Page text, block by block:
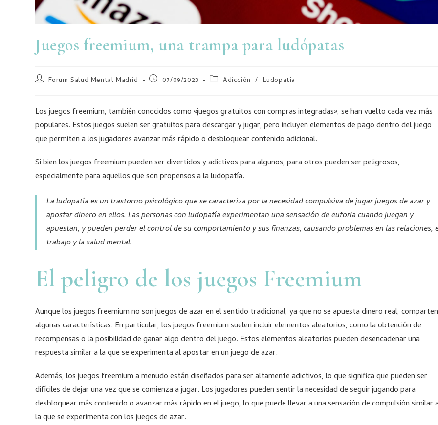
Juegos freemium, una trampa para ludópatas
Forum Salud Mental Madrid 07/09/2023 Adicción / Ludopatía
Los juegos freemium, también conocidos como «juegos gratuitos con compras integradas», se han vuelto cada vez más
populares. Estos juegos suelen ser gratuitos para descargar y jugar, pero incluyen elementos de pago dentro del juego
que permiten a los jugadores avanzar más rápido o desbloquear contenido adicional.
Si bien los juegos freemium pueden ser divertidos y adictivos para algunos, para otros pueden ser peligrosos,
especialmente para aquellos que son propensos a la ludopatía.
La ludopatía es un trastorno psicológico que se caracteriza por la necesidad compulsiva de jugar juegos de azar y
apostar dinero en ellos. Las personas con ludopatía experimentan una sensación de euforia cuando juegan y
apuestan, y pueden perder el control de su comportamiento y sus finanzas, causando problemas en las relaciones,
trabajo y la salud mental.
El peligro de los juegos Freemium
Aunque los juegos freemium no son juegos de azar en el sentido tradicional, ya que no se apuesta dinero real, comparten
algunas características. En particular, los juegos freemium suelen incluir elementos aleatorios, como la obtención de
recompensas o la posibilidad de ganar algo dentro del juego. Estos elementos aleatorios pueden desencadenar una
respuesta similar a la que se experimenta al apostar en un juego de azar.
Además, los juegos freemium a menudo están diseñados para ser altamente adictivos, lo que significa que pueden ser
difíciles de dejar una vez que se comienza a jugar. Los jugadores pueden sentir la necesidad de seguir jugando para
desbloquear más contenido o avanzar más rápido en el juego, lo que puede llevar a una sensación de compulsión similar
la que se experimenta con los juegos de azar.